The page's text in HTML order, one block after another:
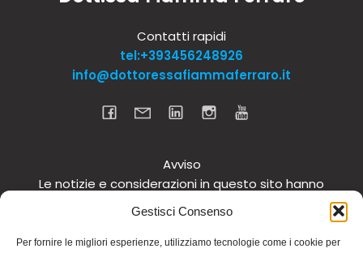
Gestisci Consenso
Per fornire le migliori esperienze, utilizziamo tecnologie come i cookie per
Contatti rapidi
tel:+393456248926
info@dottoressafiammaferraro.it
Avviso
Le notizie e considerazioni in questo sito hanno
carattere informativo generale e non intendono in
alcun modo dare consigli medici. Si raccomanda di
non intraprendere o interrompere alcuna terapia o